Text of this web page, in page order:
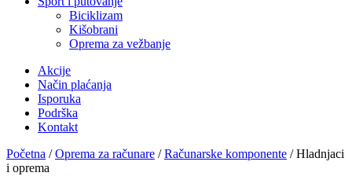
Biciklizam
Kišobrani
Oprema za vežbanje
Akcije
Način plaćanja
Isporuka
Podrška
Kontakt
Početna /Oprema za računare /Računarske komponente / Hladnjaci
i oprema